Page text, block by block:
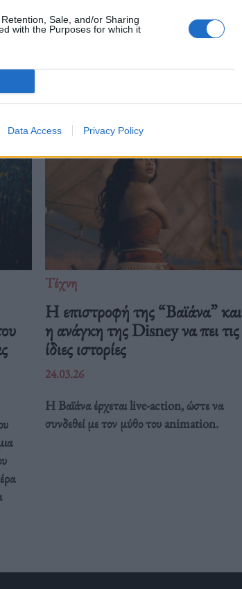
Sale, and/or Sharing
with the Purposes for which it
Data Access Privacy Policy
επίσης
Τέχνη
Η επιστροφή της “Βαϊάνα” και
η ανάγκη της Disney να πει τις
ίδιες ιστορίες
24.03.26
Η Βαϊάνα έρχεται live-action, ώστε να
συνδεθεί με τον μύθο του animation.